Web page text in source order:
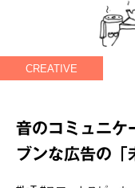
CREATIVE
音のコミュニケ
ブンな広告の